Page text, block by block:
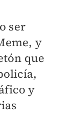
ser
y
que
y